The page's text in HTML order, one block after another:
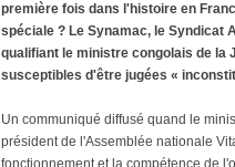
première fois dans l'histoire en
spéciale ? Le Synamac, le Syndicat
qualifiant le ministre congolais de la
susceptibles d'être jugées «
Un communiqué diffusé quand le
président de l'Assemblée nationale
fonctionnement et la compétence de